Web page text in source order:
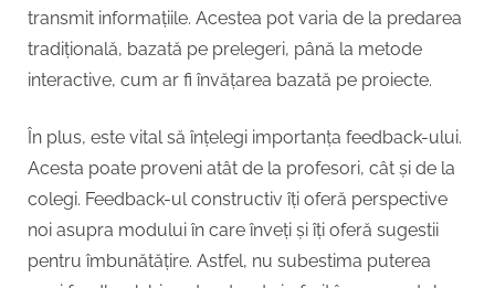
transmit informațiile. Acestea pot varia de la predarea
tradițională, bazată pe prelegeri, până la metode
interactive, cum ar fi învățarea bazată pe proiecte.
În plus, este vital să înțelegi importanța feedback-ului.
Acesta poate proveni atât de la profesori, cât și de la
colegi. Feedback-ul constructiv îți oferă perspective
noi asupra modului în care înveți și îți oferă sugestii
pentru îmbunătățire. Astfel, nu subestima puterea